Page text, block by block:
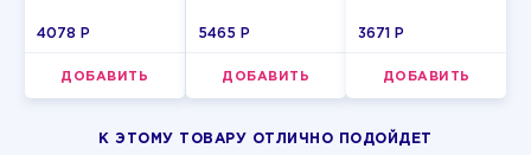
4078 P
ДОБАВИТЬ
5465 P
ДОБАВИТЬ
3671 P
ДОБАВИТЬ
К ЭТОМУ ТОВАРУ ОТЛИЧНО ПОДОЙДЕТ